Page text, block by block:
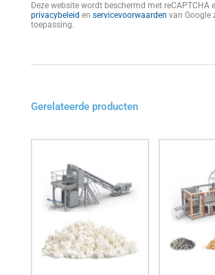
Deze website wordt beschermd met reCAPTCHA
privacybeleid en servicevoorwaarden van Google
toepassing.
Gerelateerde producten